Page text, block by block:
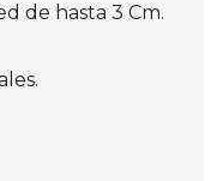
de hasta 3 Cm.